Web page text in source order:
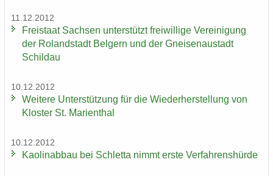
11.12.2012
Frei­staat Sach­sen un­ter­stützt frei­wil­li­ge Ver­ei­ni­gung
der Ro­land­stadt Bel­gern und der Gnei­sen­au­stadt
Schildau
10.12.2012
Wei­te­re Un­ter­stüt­zung für die Wie­der­her­stel­lung von
Klos­ter St. Ma­ri­en­thal
10.12.2012
Kao­lin­ab­bau bei Schlet­ta nimmt erste Ver­fah­rens­hür­de